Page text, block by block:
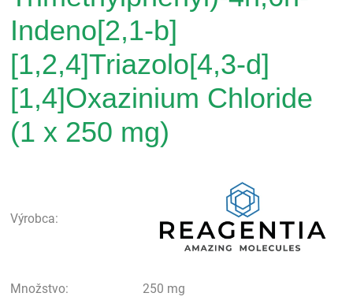
Indeno[2,1-b]
[1,2,4]Triazolo[4,3-d]
[1,4]Oxazinium Chloride
(1 x 250 mg)
Výrobca:
Množstvo:
250 mg